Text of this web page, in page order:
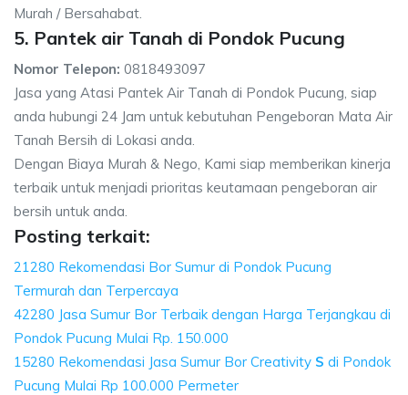
Murah / Bersahabat.
5. Pantek air Tanah di Pondok Pucung
Nomor Telepon: 0818493097
Jasa yang Atasi Pantek Air Tanah di Pondok Pucung, siap
anda hubungi 24 Jam untuk kebutuhan Pengeboran Mata Air
Tanah Bersih di Lokasi anda.
Dengan Biaya Murah & Nego, Kami siap memberikan kinerja
terbaik untuk menjadi prioritas keutamaan pengeboran air
bersih untuk anda.
Posting terkait:
21280 Rekomendasi Bor Sumur di Pondok Pucung
Termurah dan Terpercaya
42280 Jasa Sumur Bor Terbaik dengan Harga Terjangkau di
Pondok Pucung Mulai Rp. 150.000
15280 Rekomendasi Jasa Sumur Bor Creativity S di Pondok
Pucung Mulai Rp 100.000 Permeter